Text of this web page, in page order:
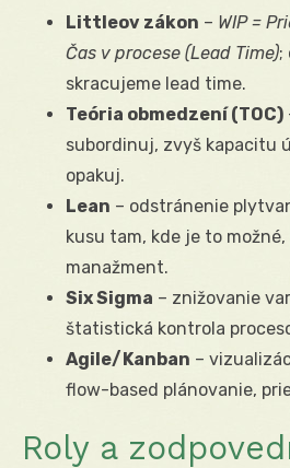
Littleov zákon – WIP =
Čas v procese (Lead Time);
skracujeme lead time.
Teória obmedzení (TOC)
subordinuj, zvyš kapacitu
opakuj.
Lean – odstránenie
kusu tam, kde je to
manažment.
Six Sigma – znižovanie
štatistická kontrola
Agile/Kanban –
flow-based plánovanie,
Roly a